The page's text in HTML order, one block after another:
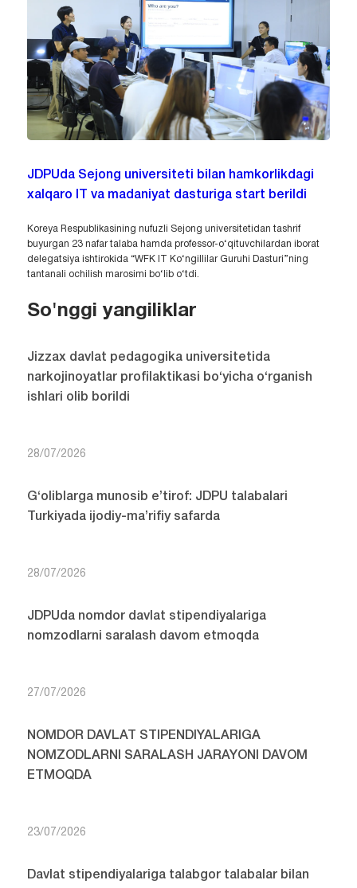
JDPUda Sejong universiteti bilan hamkorlikdagi
xalqaro IT va madaniyat dasturiga start berildi
Koreya Respublikasining nufuzli Sejong universitetidan tashrif
buyurgan 23 nafar talaba hamda professor-o‘qituvchilardan iborat
delegatsiya ishtirokida “WFK IT Ko‘ngillilar Guruhi Dasturi”ning
tantanali ochilish marosimi bo‘lib o‘tdi.
So'nggi yangiliklar
Jizzax davlat pedagogika universitetida
narkojinoyatlar profilaktikasi bo‘yicha o‘rganish
ishlari olib borildi
28/07/2026
G‘oliblarga munosib e’tirof: JDPU talabalari
Turkiyada ijodiy-ma’rifiy safarda
28/07/2026
JDPUda nomdor davlat stipendiyalariga
nomzodlarni saralash davom etmoqda
27/07/2026
NOMDOR DAVLAT STIPENDIYALARIGA
NOMZODLARNI SARALASH JARAYONI DAVOM
ETMOQDA
23/07/2026
Davlat stipendiyalariga talabgor talabalar bilan